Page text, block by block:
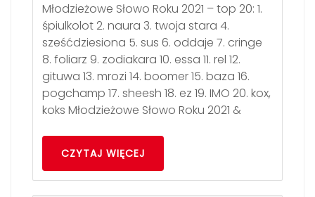
Młodzieżowe Słowo Roku 2021 – top 20: 1.
śpiulkolot 2. naura 3. twoja stara 4.
sześćdziesiona 5. sus 6. oddaje 7. cringe
8. foliarz 9. zodiakara 10. essa 11. rel 12.
gituwa 13. mrozi 14. boomer 15. baza 16.
pogchamp 17. sheesh 18. ez 19. IMO 20. kox,
koks Młodzieżowe Słowo Roku 2021 &
CZYTAJ WIĘCEJ